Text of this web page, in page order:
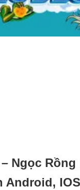
Ngọc Rồng
Android, IOS